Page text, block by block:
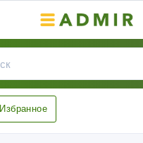
Избранное